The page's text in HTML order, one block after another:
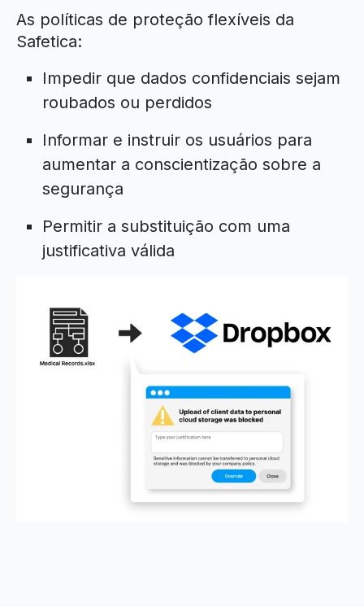
As políticas de proteção flexíveis da
Safetica:
Impedir que dados confidenciais sejam
roubados ou perdidos
Informar e instruir os usuários para
aumentar a conscientização sobre a
segurança
Permitir a substituição com uma
justificativa válida